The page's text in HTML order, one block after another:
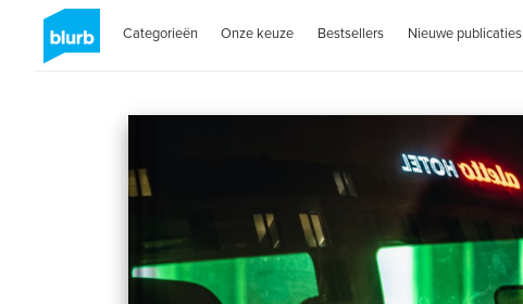
Categorieën Onze keuze Bestsellers Nieuwe publicaties